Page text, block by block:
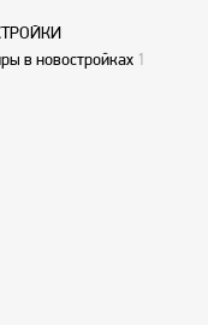
в новостройках 1